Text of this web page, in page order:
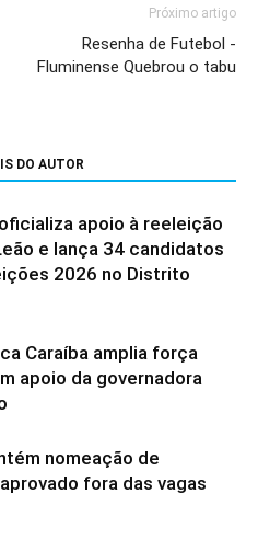
Próximo artigo
Resenha de Futebol -
Fluminense Quebrou o tabu
DO AUTOR
apoio à reeleição
e lança 34 candidatos
2026 no Distrito
Caraíba amplia força
apoio da governadora
nomeação de
fora das vagas